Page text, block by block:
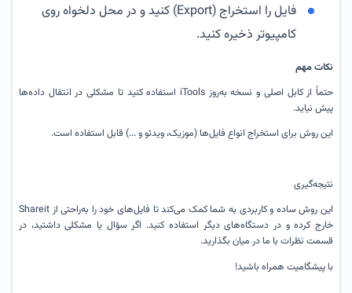
فایل را استخراج (Export) کنید و در محل دلخواه روی
کامپیوتر ذخیره کنید.
نکات مهم
حتماً از کابل اصلی و نسخه به‌روز iTools استفاده کنید تا مشکلی در انتقال داده‌ها
پیش نیاید.
این روش برای استخراج انواع فایل‌ها (موزیک، ویدئو و ...) قابل استفاده است.
نتیجه‌گیری
این روش ساده و کاربردی به شما کمک می‌کند تا فایل‌های خود را به‌راحتی از Shareit
خارج کرده و در دستگاه‌های دیگر استفاده کنید. اگر سؤال یا مشکلی داشتید، در
قسمت نظرات با ما در میان بگذارید.
با پیشگامیت همراه باشید!